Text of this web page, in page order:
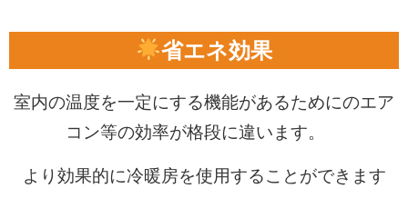
省エネ効果
室内の温度を一定にする機能があるためにのエア
コン等の効率が格段に違います。
より効果的に冷暖房を使用することができます